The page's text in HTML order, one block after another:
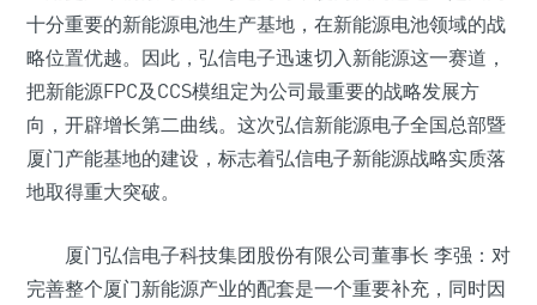
十分重要的新能源电池生产基地，在新能源电池领域的战
略位置优越。因此，弘信电子迅速切入新能源这一赛道，
把新能源FPC及CCS模组定为公司最重要的战略发展方
向，开辟增长第二曲线。这次弘信新能源电子全国总部暨
厦门产能基地的建设，标志着弘信电子新能源战略实质落
地取得重大突破。
厦门弘信电子科技集团股份有限公司董事长 李强：对
完善整个厦门新能源产业的配套是一个重要补充，同时因